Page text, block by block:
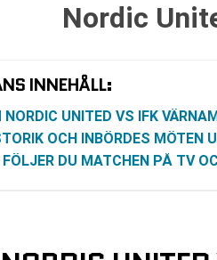
Nordic
INNEHÅLL:
UNITED VS IFK VÄRNAMO I
OCH INBÖRDES MÖTEN UNDER
DU MATCHEN PÅ TV